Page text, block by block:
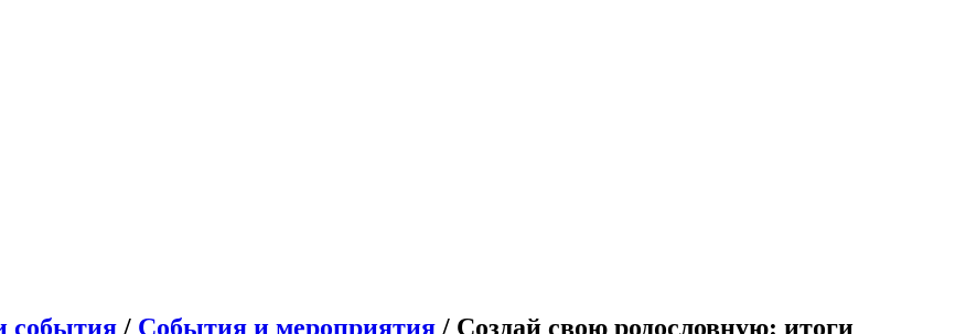
события / События и мероприятия / Создай свою родословную: итоги